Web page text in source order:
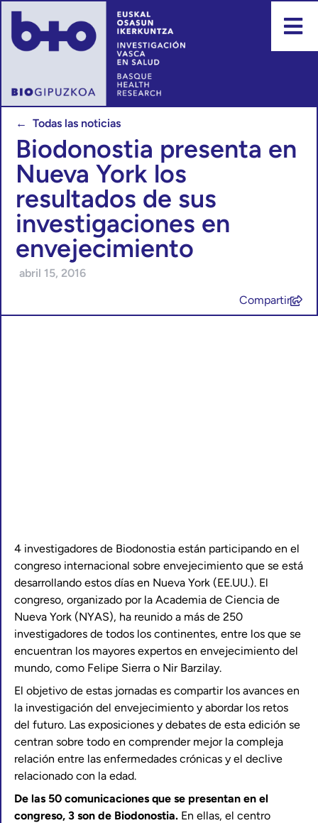
← Todas las noticias
Biodonostia presenta en
Nueva York los
resultados de sus
investigaciones en
envejecimiento
abril 15, 2016
Compartir
4 investigadores de Biodonostia están participando en el
congreso internacional sobre envejecimiento que se está
desarrollando estos días en Nueva York (EE.UU.). El
congreso, organizado por la Academia de Ciencia de
Nueva York (NYAS), ha reunido a más de 250
investigadores de todos los continentes, entre los que se
encuentran los mayores expertos en envejecimiento del
mundo, como Felipe Sierra o Nir Barzilay.
El objetivo de estas jornadas es compartir los avances en
la investigación del envejecimiento y abordar los retos
del futuro. Las exposiciones y debates de esta edición se
centran sobre todo en comprender mejor la compleja
relación entre las enfermedades crónicas y el declive
relacionado con la edad.
De las 50 comunicaciones que se presentan en el
congreso, 3 son de Biodonostia. En ellas, el centro